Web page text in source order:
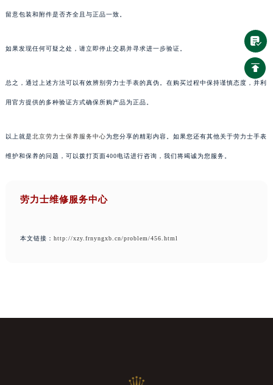
留意包装和附件是否齐全且与正品一致。
如果发现任何可疑之处，请立即停止交易并寻求进一步验证。
总之，通过上述方法可以有效辨别劳力士手表的真伪。在购买过程中保持谨慎态度，并利
用官方提供的多种验证方式确保所购产品为正品。
以上就是北京劳力士保养服务中心为您分享的精彩内容。如果您还有其他关于劳力士手表
维护和保养的问题，可以拨打页面400电话进行咨询，我们将竭诚为您服务。
劳力士维修服务中心
本文链接： http://xzy.frnyngxb.cn/problem/456.html